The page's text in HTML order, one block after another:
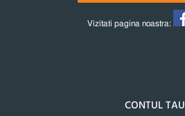
Vizitati pagina noastra:
CONTUL TAU